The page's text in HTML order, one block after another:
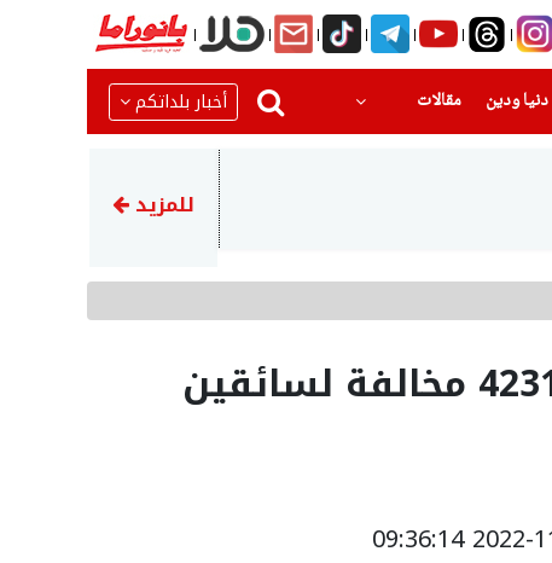
دنيا ودين
(current) مقالات أخبار بلداتكم
الوزير السابق عيساوي فريج
للمزيد
شرطة السير : تسجيل 4231 مخالفة لسائقين